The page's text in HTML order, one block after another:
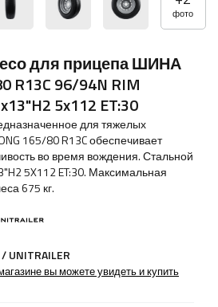
фото
для прицепа ШИНА
R13C 96/94N RIM
5x112 ET:30
для тяжелых
165/80 R13C обеспечивает
во время вождения. Стальной
5X112 ET:30. Максимальная
675 кг.
UNITRAILER
вы можете увидеть и купить